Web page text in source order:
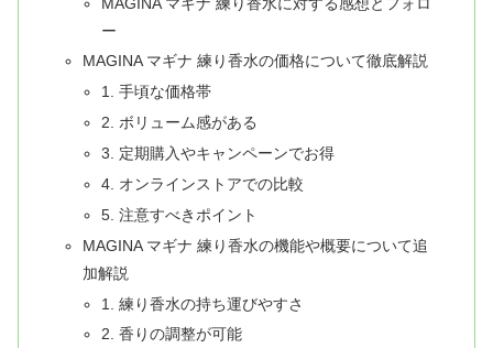
ー
MAGINA マギナ 練り香水の価格について徹底解説
1. 手頃な価格帯
2. ボリューム感がある
3. 定期購入やキャンペーンでお得
4. オンラインストアでの比較
5. 注意すべきポイント
MAGINA マギナ 練り香水の機能や概要について追
加解説
1. 練り香水の持ち運びやすさ
2. 香りの調整が可能